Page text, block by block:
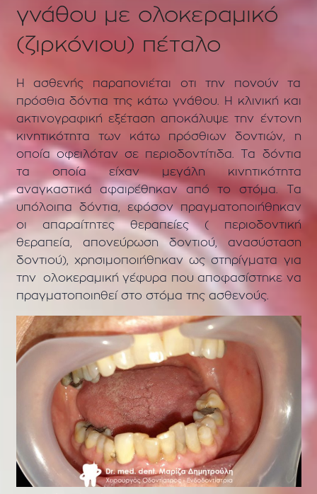
γνάθου με ολοκεραμικό
(ζιρκόνιου) πέταλο
Η ασθενής παραπονιέται οτι την πονούν τα
πρόσθια δόντια της κάτω γνάθου. Η κλινική και
ακτινογραφική εξέταση αποκάλυψε την έντονη
κινητικότητα των κάτω πρόσθιων δοντιών, η
οποία οφειλόταν σε περιοδοντίτιδα. Τα δόντια
τα οποία είχαν μεγάλη κινητικότητα
αναγκαστικά αφαιρέθηκαν από το στόμα. Τα
υπόλοιπα δόντια, εφόσον πραγματοποιήθηκαν
οι απαραίτητες θεραπείες ( περιοδοντική
θεραπεία, απονεύρωση δοντιού, ανασύσταση
δοντιού), χρησιμοποιήθηκαν ως στηρίγματα για
την ολοκεραμική γέφυρα που αποφασίστηκε να
πραγματοποιηθεί στο στόμα της ασθενούς.